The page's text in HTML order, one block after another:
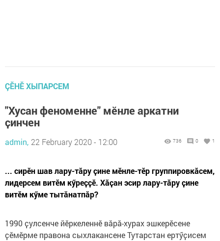
ÇӖНӖ ХЫПАРСЕМ
"Хусан феноменне" мӗнле аркатни
ҫинчен
admin, 22 February 2020 - 12:00 736 0 1
... сирӗн шав лару-тӑру ҫине мӗнле-тӗр группировкӑсем,
лидерсем витӗм кӳреҫҫӗ. Хӑҫан эсир лару-тӑру ҫине
витӗм кӳме тытӑнатпӑр?
1990 ҫулсенче йӗркеленнӗ вӑрӑ-хурах эшкерӗсене
ҫӗмӗрме правона сыхлакансене Тутарстан ертӳҫисем